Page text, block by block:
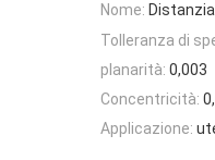
Nome:
Tolleranza di
planarità: 0,003
Concentricità:
Applicazione: